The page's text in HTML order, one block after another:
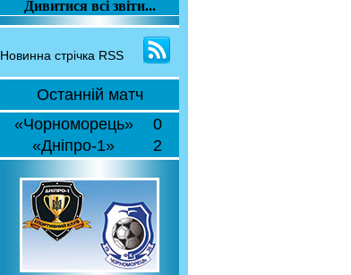
Дивитися всі звіти...
Новинна стрічка RSS
Останній матч
«Чорноморець»
0
«Дніпро-1»
2